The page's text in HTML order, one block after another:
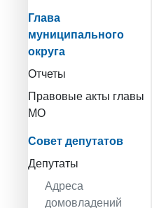
Глава
муниципального
округа
Отчеты
Правовые акты главы
МО
Совет депутатов
Депутаты
Адреса
домовладений